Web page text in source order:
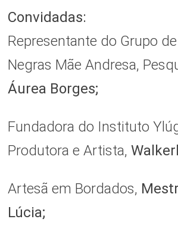
Convidadas:
Representante do Grupo
Negras Mãe Andresa,
Áurea Borges;
Fundadora do Instituto
Produtora e Artista,
Artesã em Bordados,
Lúcia;